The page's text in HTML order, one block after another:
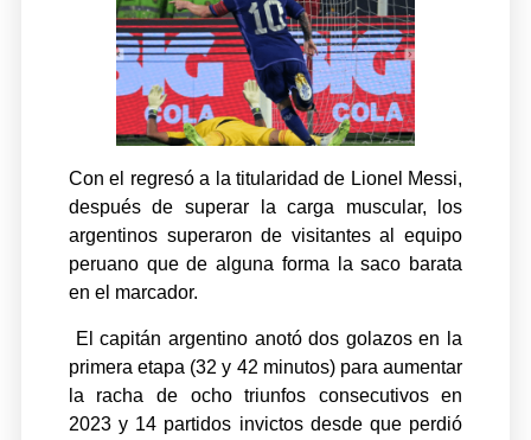
Con el regresó a la titularidad de Lionel Messi,
después de superar la carga muscular, los
argentinos superaron de visitantes al equipo
peruano que de alguna forma la saco barata
en el marcador.
El capitán argentino anotó dos golazos en la
primera etapa (32 y 42 minutos) para aumentar
la racha de ocho triunfos consecutivos en
2023 y 14 partidos invictos desde que perdió